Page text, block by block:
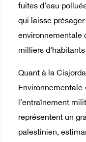
fuites d'eau
qui laisse
environnementale
milliers
Quant à la
Environnementale
l'entraînement
représentent un
palestinien,